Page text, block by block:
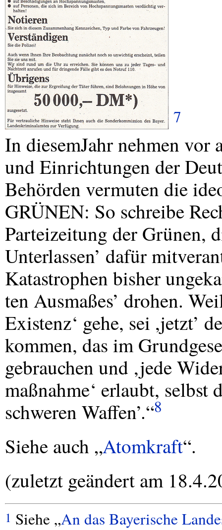
7
In diesemJahr nehmen vor
und Einrichtungen der
Behörden vermuten die
GRÜNEN: So schreibe
Parteizeitung der Grünen,
Unterlassen’ dafür
Katastrophen bisher
ten Ausmaßes’ drohen.
Existenz‘ gehe, sei ,jetzt’
kommen, das im
gebrauchen und ‚jede
maßnahme‘ erlaubt, selbst
schweren Waffen’.“8
Siehe auch „Atomkraft“.
(zuletzt geändert am
1 Siehe „An das Bayerische